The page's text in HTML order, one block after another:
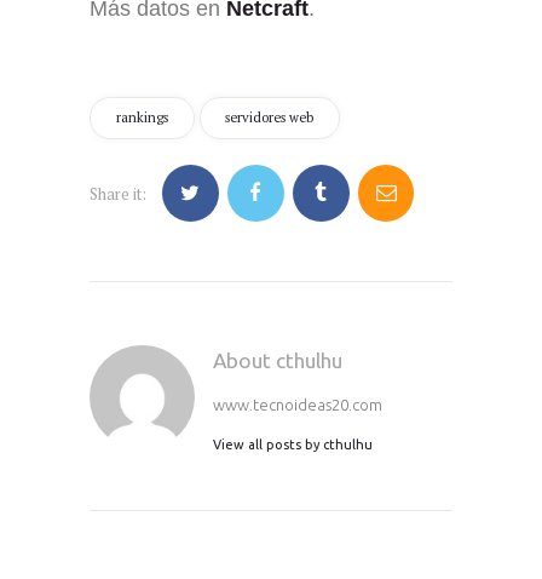
Más datos en Netcraft.
rankings servidores web
Share it:
About cthulhu
www.tecnoideas20.com
View all posts by cthulhu